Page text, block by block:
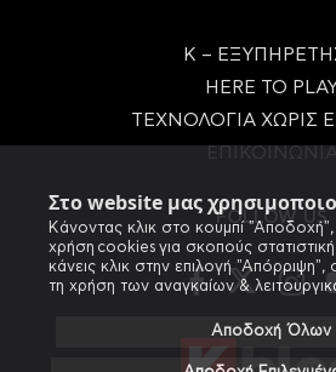
Στο website μας
Κάνοντας κλικ στο κουμπί "Αποδοχή",
χρήση cookies για σκοπούς
κάνεις κλικ στην επιλογή "Απόρριψη",
τη χρήση των αναγκαίων &
Αποδοχή Όλων
Κ –
HERE TO
ΤΕΧΝΟΛΟΓΙΑ ΧΩΡΙΣ
FOLLOW US